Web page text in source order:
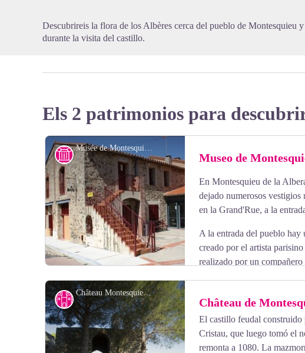
Descubrireis la flora de los Albères cerca del pueblo de Montesquieu
durante la visita del castillo.
Els 2 patrimonios para
Musée de Montesquieu - OTI
View picture in full screen
Historia Museo de
En Montesquieu de la
dejado numerosos vestigios
en la Grand'Rue, a la
A la entrada del pueblo
creado por el artista
realizado por un
cosecha de uvas, con un enrejado sobre un fondo estilizado de la
Château Montesquieu - Mairie Montesquieu-des-Albères
Patrimonio Château de
El castillo feudal construido
Cristau, que luego tomó el
remonta a 1080. La